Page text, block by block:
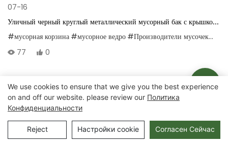
07-16
Уличный черный круглый металлический мусорный бак с крышкой,
с подкладкой для легкой разборки и очистки.
#мусорная корзина #мусорное ведро #Производители мусочек
77
0
Авторские права © 2025 Chongqing Arlau Civic Equipment
Manufacturing Co., Ltd. |
We use cookies to ensure that we give you the best experience
on and off our website. please review our Политика
Конфиденциальности
Reject Настройки cookie Согласен Сейчас